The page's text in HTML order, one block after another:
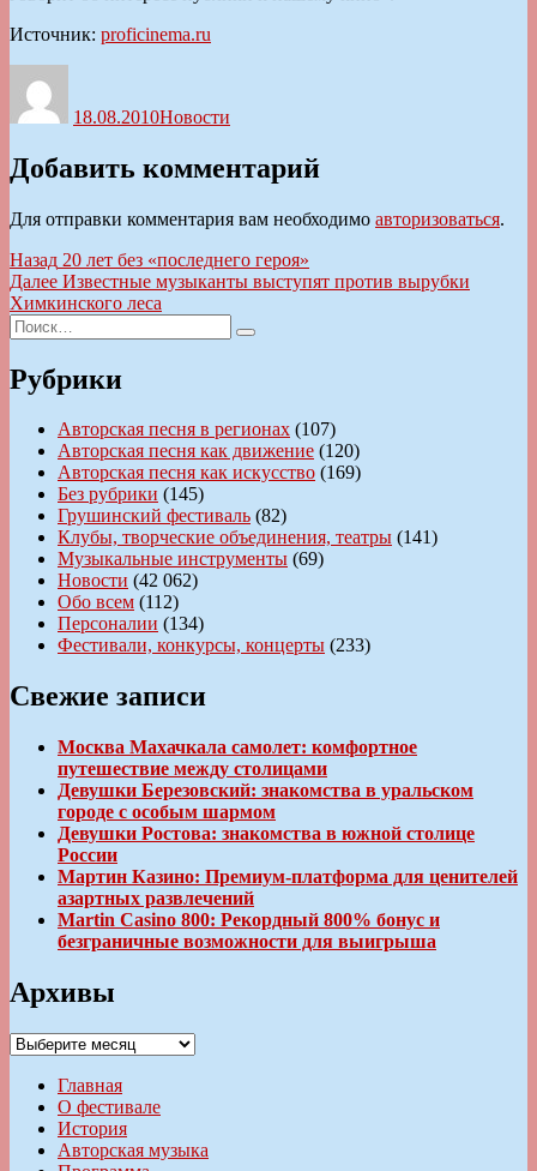
Источник: proficinema.ru
18.08.2010Новости
Добавить комментарий
Для отправки комментария вам необходимо авторизоваться.
Навигация
по
записям
Назад Предыдущая
запись:
20 лет без «последнего героя»
Далее Следующая
запись:
Известные музыканты выступят против вырубки
Химкинского леса
Искать:
Поиск
Рубрики
Авторская песня в регионах (107)
Авторская песня как движение (120)
Авторская песня как искусство (169)
Без рубрики (145)
Грушинский фестиваль (82)
Клубы, творческие объединения, театры (141)
Музыкальные инструменты (69)
Новости (42 062)
Обо всем (112)
Персоналии (134)
Фестивали, конкурсы, концерты (233)
Свежие записи
Москва Махачкала самолет: комфортное
путешествие между столицами
Девушки Березовский: знакомства в уральском
городе с особым шармом
Девушки Ростова: знакомства в южной столице
России
Мартин Казино: Премиум-платформа для ценителей
азартных развлечений
Martin Casino 800: Рекордный 800% бонус и
безграничные возможности для выигрыша
Архивы
Архивы
Главная
О фестивале
История
Авторская музыка